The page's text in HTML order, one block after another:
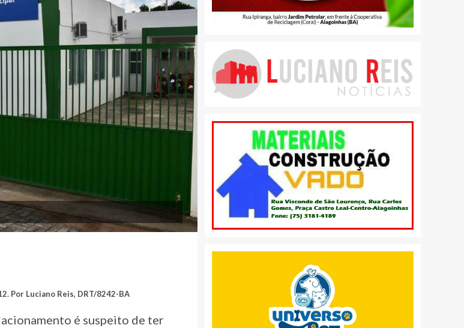
Por Luciano Reis, DRT/8242-BA
é suspeito de ter